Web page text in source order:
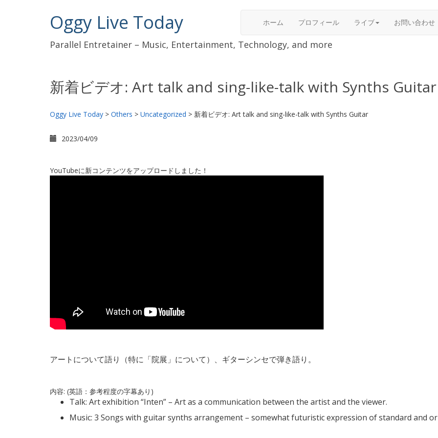
Oggy Live Today ホーム プロフィール ライブ お問い合わせ
Parallel Entretainer – Music, Entertainment, Technology, and more
新着ビデオ: Art talk and sing-like-talk with Synths Guitar
Oggy Live Today > Others > Uncategorized > 新着ビデオ: Art talk and sing-like-talk with Synths Guitar
2023/04/09
YouTubeに新コンテンツをアップロードしました！
アートについて語り（特に「院展」について）、ギターシンセで弾き語り。
内容: (英語：参考程度の字幕あり)
Talk: Art exhibition “Inten” – Art as a communication between the artist and the viewer.
Music: 3 Songs with guitar synths arrangement – somewhat futuristic expression of standard and